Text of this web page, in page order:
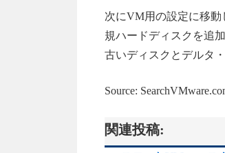
次にVM用の設定に移
規ハードディスクを追
古いディスクとデルタ
Source:
関連投稿: